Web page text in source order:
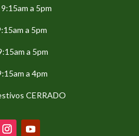
a 5pm
a 5pm
a 5pm
a 4pm
CERRADO